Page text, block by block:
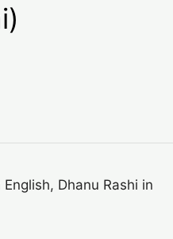
Dhanu Rashi in